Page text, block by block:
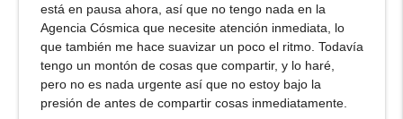
está en pausa ahora, así que no tengo nada en la
Agencia Cósmica que necesite atención inmediata, lo
que también me hace suavizar un poco el ritmo. Todavía
tengo un montón de cosas que compartir, y lo haré,
pero no es nada urgente así que no estoy bajo la
presión de antes de compartir cosas inmediatamente.